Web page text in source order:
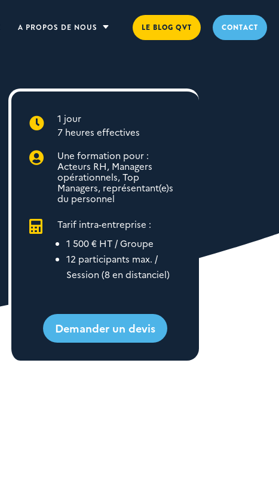
CONTACT
LE BLOG QVT
C
A PROPOS DE NOUS

1 jour
7 heures effectives

Une formation pour :
Acteurs RH, Managers
opérationnels, Top
Managers, représentant(e)s
du personnel

Tarif intra-entreprise :
1 500 € HT / Groupe
12 participants max. /
Session (8 en distanciel)
Demander un devis